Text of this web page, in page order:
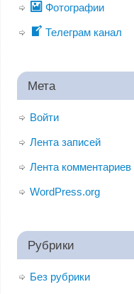
Фотографии
Телеграм канал
Мета
Войти
Лента записей
Лента комментариев
WordPress.org
Рубрики
Без рубрики